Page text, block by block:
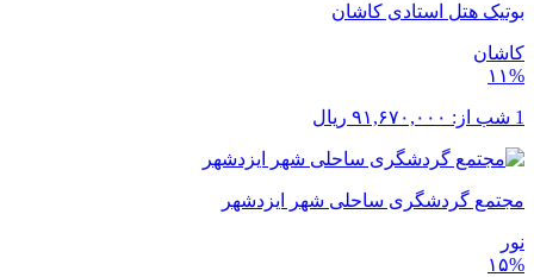
بوتیک هتل استادی کاشان
کاشان
۱۱%
1 شب از: ۹۱,۶۷۰,۰۰۰ ریال
مجتمع گردشگری ساحلی شهر ایزدشهر
نور
۱۵%